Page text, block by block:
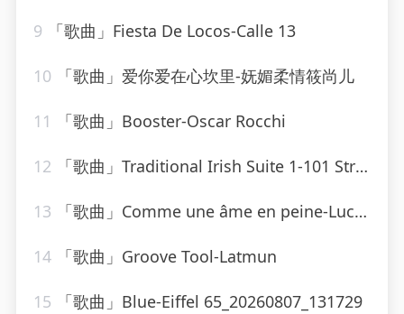
9 「歌曲」Fiesta De Locos-Calle 13
10 「歌曲」爱你爱在心坎里-妩媚柔情筱尚儿
11 「歌曲」Booster-Oscar Rocchi
12 「歌曲」Traditional Irish Suite 1-101 Strings Orchestra
13 「歌曲」Comme une âme en peine-Lucky Blondo
14 「歌曲」Groove Tool-Latmun
15 「歌曲」Blue-Eiffel 65_20260807_131729